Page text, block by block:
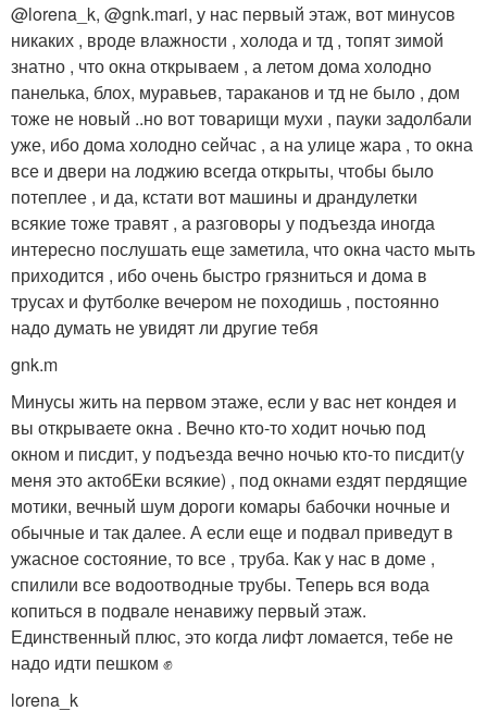
@lorena_k, @gnk.mari, у нас первый этаж, вот минусов
никаких , вроде влажности , холода и тд , топят зимой
знатно , что окна открываем , а летом дома холодно
панелька, блох, муравьев, тараканов и тд не было , дом
тоже не новый ..но вот товарищи мухи , пауки задолбали
уже, ибо дома холодно сейчас , а на улице жара , то окна
все и двери на лоджию всегда открыты, чтобы было
потеплее , и да, кстати вот машины и драндулетки
всякие тоже травят , а разговоры у подъезда иногда
интересно послушать еще заметила, что окна часто мыть
приходится , ибо очень быстро грязниться и дома в
трусах и футболке вечером не походишь , постоянно
надо думать не увидят ли другие тебя
gnk.m
Минусы жить на первом этаже, если у вас нет кондея и
вы открываете окна . Вечно кто-то ходит ночью под
окном и писдит, у подъезда вечно ночью кто-то писдит(у
меня это актобЕки всякие) , под окнами ездят пердящие
мотики, вечный шум дороги комары бабочки ночные и
обычные и так далее. А если еще и подвал приведут в
ужасное состояние, то все , труба. Как у нас в доме ,
спилили все водоотводные трубы. Теперь вся вода
копиться в подвале ненавижу первый этаж.
Единственный плюс, это когда лифт ломается, тебе не
надо идти пешком ✊
lorena_k